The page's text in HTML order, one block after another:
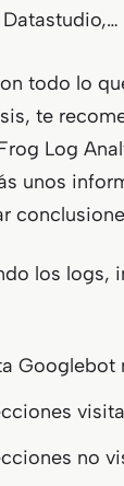
todo lo
te
Log
unos
los logs,
Googlebot
no